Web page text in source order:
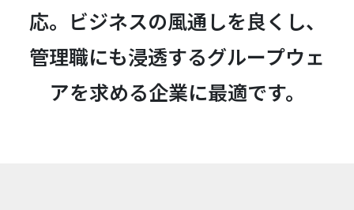
応。ビジネスの風通しを良くし、
管理職にも浸透するグループウェ
アを求める企業に最適です。